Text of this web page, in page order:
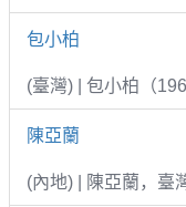
包小柏
(臺灣) | 包小柏（
陳亞蘭
(內地) | 陳亞蘭，臺